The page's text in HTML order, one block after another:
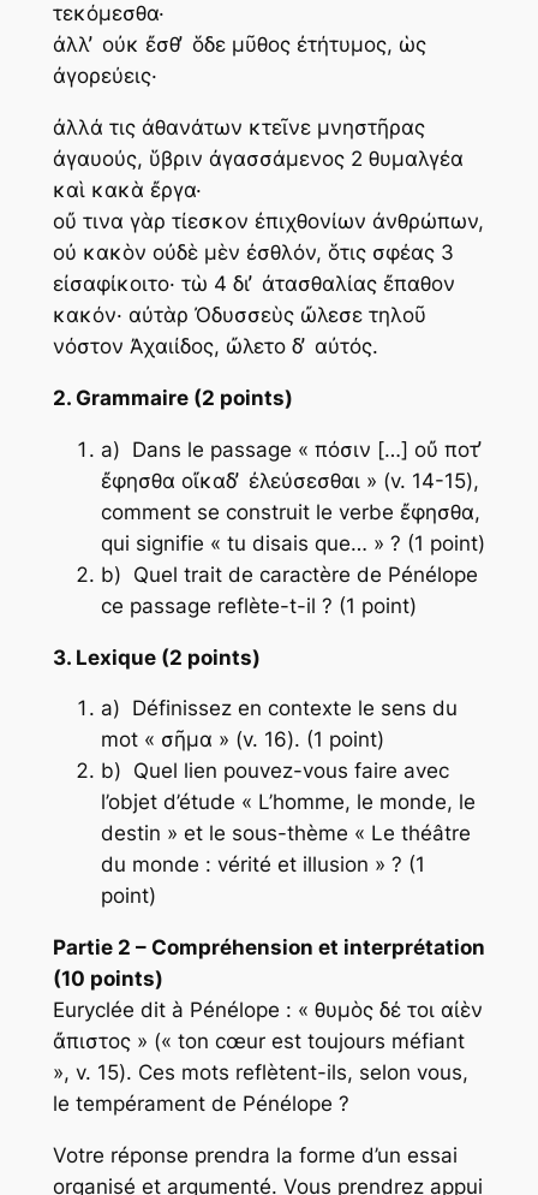
τεκόμεσθα·
ἀλλ ̓ οὐκ ἔσθ ̓ ὅδε μῦθος ἐτήτυμος, ὡς
ἀγορεύεις·
ἀλλά τις ἀθανάτων κτεῖνε μνηστῆρας
ἀγαυούς, ὕβριν ἀγασσάμενος 2 θυμαλγέα
καὶ κακὰ ἔργα·
oὔ τινα γὰρ τίεσκον ἐπιχθονίων ἀνθρώπων,
οὐ κακὸν οὐδὲ μὲν ἐσθλόν, ὅτις σφέας 3
εἰσαφίκοιτο· τὼ 4 δι ̓ ἀτασθαλίας ἔπαθον
κακόν· αὐτὰρ Ὀδυσσεὺς ὤλεσε τηλοῦ
νόστον Ἀχαιίδος, ὤλετο δ ̓ αὐτός.
2. Grammaire (2 points)
a) Dans le passage « πόσιν […] οὔ ποτ ̓
ἔφησθα οἴκαδ ̓ ἐλεύσεσθαι » (v. 14-15),
comment se construit le verbe ἔφησθα,
qui signifie « tu disais que… » ? (1 point)
b) Quel trait de caractère de Pénélope
ce passage reflète-t-il ? (1 point)
3. Lexique (2 points)
a) Définissez en contexte le sens du
mot « σῆμα » (v. 16). (1 point)
b) Quel lien pouvez-vous faire avec
l’objet d’étude « L’homme, le monde, le
destin » et le sous-thème « Le théâtre
du monde : vérité et illusion » ? (1
point)
Partie 2 – Compréhension et interprétation
(10 points)
Euryclée dit à Pénélope : « θυμὸς δέ τοι αἰὲν
ἄπιστος » (« ton cœur est toujours méfiant
», v. 15). Ces mots reflètent-ils, selon vous,
le tempérament de Pénélope ?
Votre réponse prendra la forme d’un essai
organisé et argumenté. Vous prendrez appui